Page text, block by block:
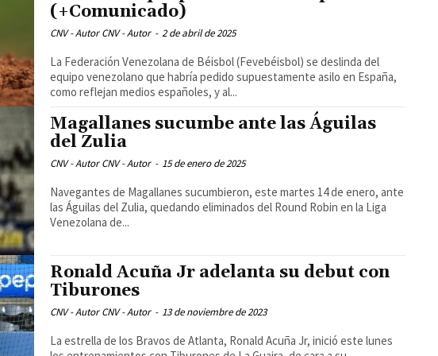
(+Comunicado)
CNV - Autor CNV - Autor - 2 de abril de 2025
La Federación Venezolana de Béisbol (Fevebéisbol) se deslinda del
equipo venezolano que habría pedido supuestamente asilo en España,
como reflejan medios españoles, y al...
Magallanes sucumbe ante las Águilas
del Zulia
CNV - Autor CNV - Autor - 15 de enero de 2025
Navegantes de Magallanes sucumbieron, este martes 14 de enero, ante
las Águilas del Zulia, quedando eliminados del Round Robin en la Liga
Venezolana de...
Ronald Acuña Jr adelanta su debut con
Tiburones
CNV - Autor CNV - Autor - 13 de noviembre de 2023
La estrella de los Bravos de Atlanta, Ronald Acuña Jr, inició este lunes